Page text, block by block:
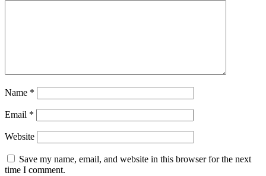
Name *
Email *
Website
Save my name, email, and website in this browser for the next
time I comment.